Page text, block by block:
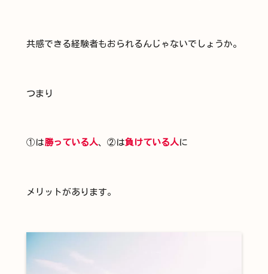
共感できる経験者もおられるんじゃないでしょうか。
つまり
①は勝っている人、②は負けている人に
メリットがあります。